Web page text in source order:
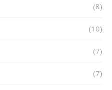
(8)
(10)
(7)
(7)